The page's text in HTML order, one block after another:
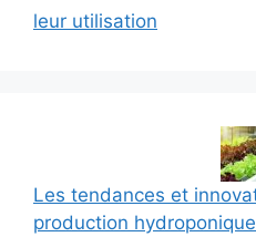
leur utilisation
Les tendances et
production